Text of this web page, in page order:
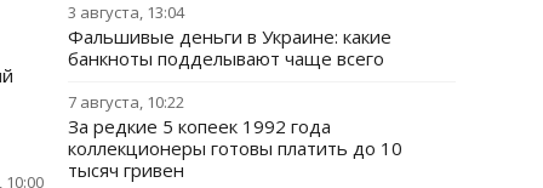
10:00
3 августа, 13:04
Фальшивые деньги в Украине: какие
банкноты подделывают чаще всего
7 августа, 10:22
За редкие 5 копеек 1992 года
коллекционеры готовы платить до 10
тысяч гривен